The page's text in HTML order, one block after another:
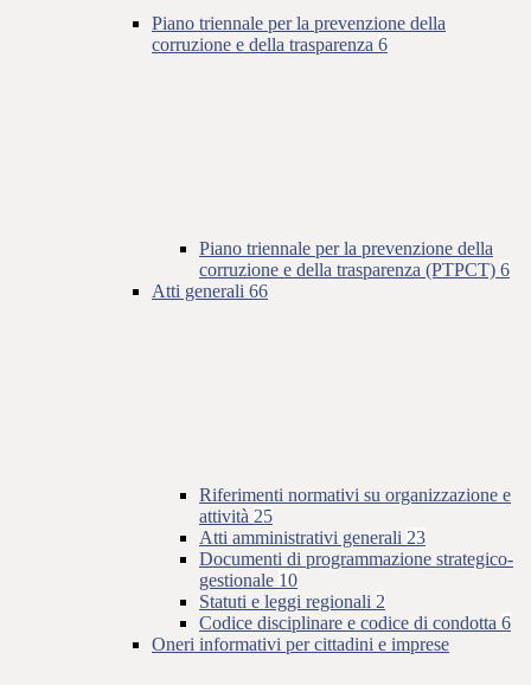
Piano triennale per la prevenzione della
corruzione e della trasparenza 6
Piano triennale per la prevenzione della
corruzione e della trasparenza (PTPCT) 6
Atti generali 66
Riferimenti normativi su organizzazione e
attività 25
Atti amministrativi generali 23
Documenti di programmazione strategico-
gestionale 10
Statuti e leggi regionali 2
Codice disciplinare e codice di condotta 6
Oneri informativi per cittadini e imprese